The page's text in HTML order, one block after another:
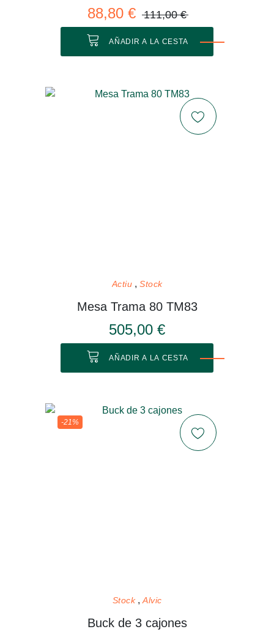
88,80 € 111,00 €
AÑADIR A LA CESTA
Actiu Stock
Mesa Trama 80 TM83
505,00 €
AÑADIR A LA CESTA
-21%
Stock Alvic
Buck de 3 cajones